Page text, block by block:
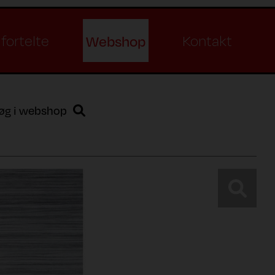
Webshop Kontakt
i webshop